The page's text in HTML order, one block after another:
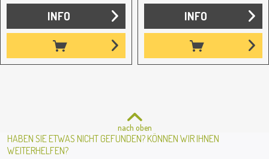
INFO INFO
nach oben
HABEN SIE ETWAS NICHT GEFUNDEN? KÖNNEN WIR IHNEN
WEITERHELFEN?